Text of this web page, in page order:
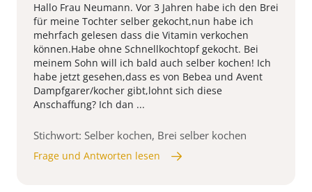
Hallo Frau Neumann. Vor 3 Jahren habe ich den Brei
für meine Tochter selber gekocht,nun habe ich
mehrfach gelesen dass die Vitamin verkochen
können.Habe ohne Schnellkochtopf gekocht. Bei
meinem Sohn will ich bald auch selber kochen! Ich
habe jetzt gesehen,dass es von Bebea und Avent
Dampfgarer/kocher gibt,lohnt sich diese
Anschaffung? Ich dan ...
Stichwort: Selber kochen, Brei selber kochen
Frage und Antworten lesen